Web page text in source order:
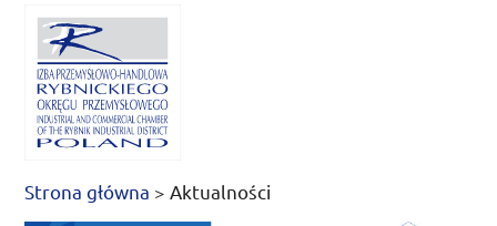
Strona główna > Aktualności